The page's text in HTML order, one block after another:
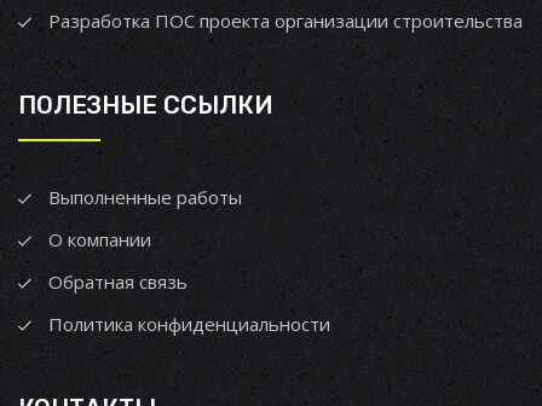
Разработка ПОС проекта организации строительства
ПОЛЕЗНЫЕ ССЫЛКИ
Выполненные работы
О компании
Обратная связь
Политика конфиденциальности